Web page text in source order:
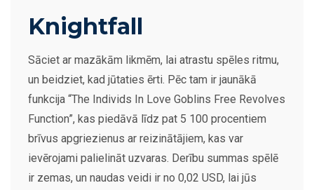
Knightfall
Sāciet ar mazākām likmēm, lai atrastu spēles ritmu,
un beidziet, kad jūtaties ērti. Pēc tam ir jaunākā
funkcija “The Individs In Love Goblins Free Revolves
Function”, kas piedāvā līdz pat 5 100 procentiem
brīvus apgriezienus ar reizinātājiem, kas var
ievērojami palielināt uzvaras. Derību summas spēlē
ir zemas, un naudas veidi ir no 0,02 USD, lai jūs